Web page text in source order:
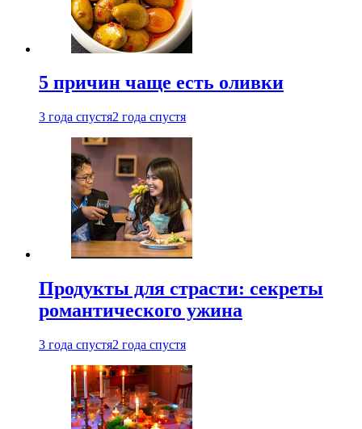
5 причин чаще есть оливки
3 года спустя2 года спустя
Продукты для страсти: секреты
романтического ужина
3 года спустя2 года спустя